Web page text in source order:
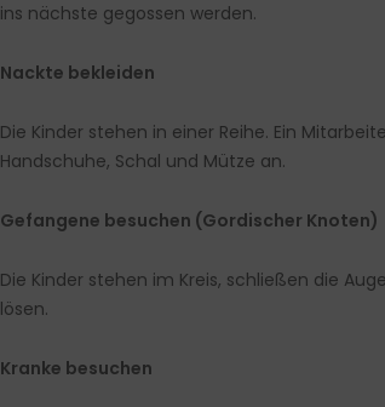
ins nächste gegossen werden.
Nackte bekleiden
Die Kinder stehen in einer Reihe. Ein
Handschuhe, Schal und Mütze an.
Gefangene besuchen (Gordischer Knoten)
Die Kinder stehen im Kreis, schließen die
lösen.
Kranke besuchen